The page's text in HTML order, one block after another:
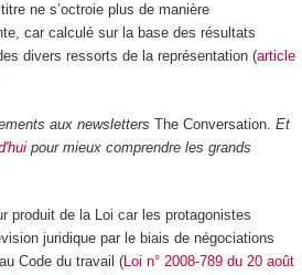
ne s’octroie plus de manière
car calculé sur la base des résultats
divers ressorts de la représentation (article
aux newsletters The Conversation. Et
pour mieux comprendre les grands
produit de la Loi car les protagonistes
juridique par le biais de négociations
Code du travail (Loi n° 2008-789 du 20 août